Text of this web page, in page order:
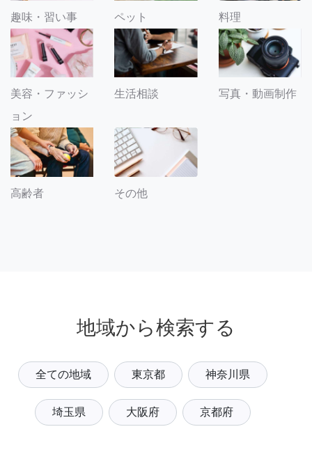
趣味・習い事 ペット 料理
美容・ファッシ
ョン
生活相談 写真・動画制作
高齢者 その他
地域から検索する
全ての地域 東京都 神奈川県
埼玉県 大阪府 京都府